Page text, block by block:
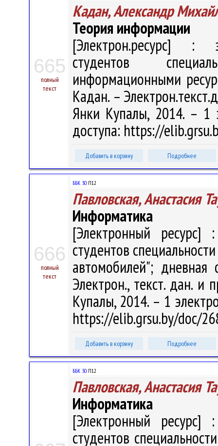
665
полный
текст
Кадан, Александр
Теория информации
[Электрон.ресурс] :
студентов
информационными
Кадан. –
Янки Купалы, 2014. – 1
доступа: https://
Добавить в корзину Подробнее
666
полный
текст
ББК 30.П12
Павловская, Анастасия
Информатика
[Электронный ресурс]
студентов
автомобилей";
Электрон., текст. дан. и
Купалы, 2014. – 1
https://elib.grsu.by/doc/
Добавить в корзину Подробнее
ББК 30.П12
Павловская, Анастасия
Информатика
[Электронный ресурс]
студентов